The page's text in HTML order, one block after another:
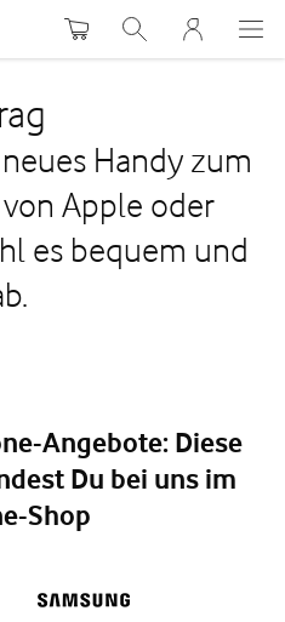
WarenkorbSuche MeinVodafone
Handy zum
Apple oder
es bequem und
Angebote: Diese
Du bei uns im
Shop